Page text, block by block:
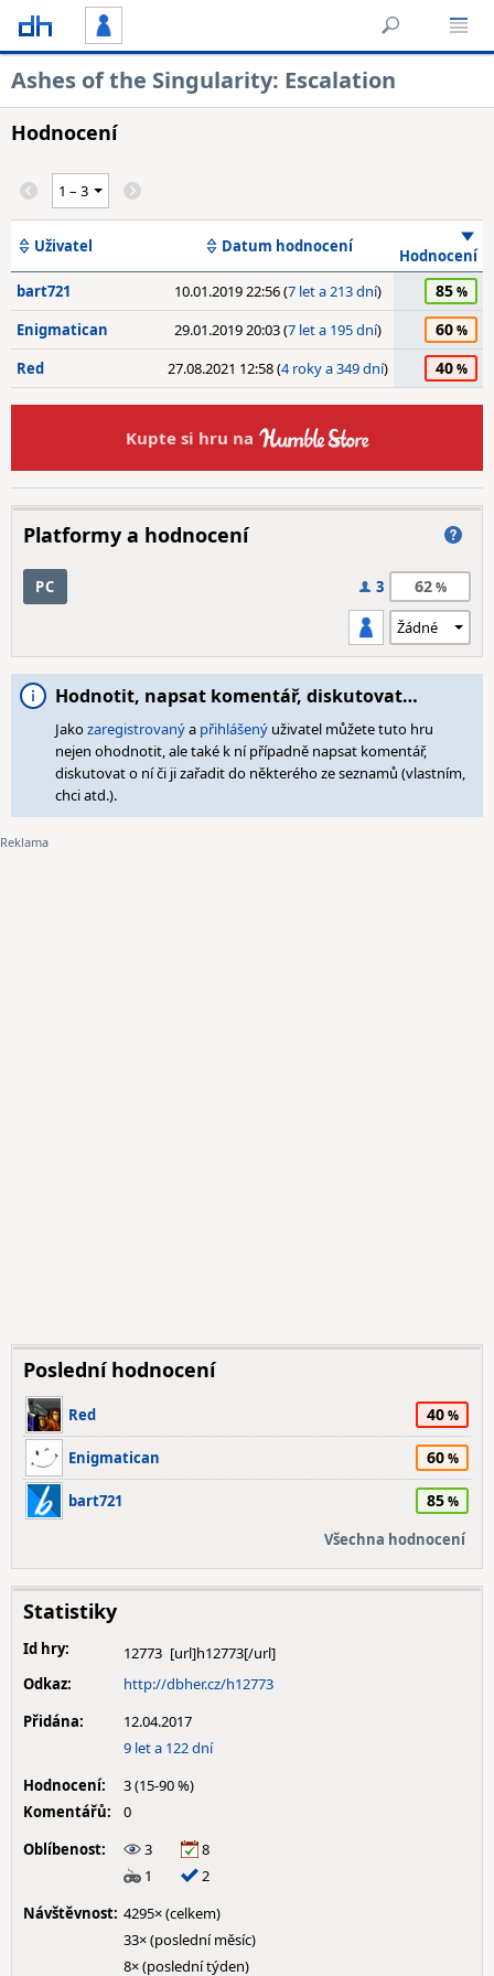
Ashes of the Singularity: Escalation
Hodnocení
Uživatel Datum hodnocení
Hodnocení
bart721
10.01.2019 22:56 (7 let a 213 dní) 85
Enigmatican 29.01.2019 20:03 (7 let a 195 dní) 60
Red 27.08.2021 12:58 (4 roky a 349 dní) 40
Kupte si hru na
Platformy a hodnocení
PC 3 62
Hodnotit, napsat komentář, diskutovat…
Jakozaregistrovanýa přihlášený uživatel můžete tuto hru
nejen ohodnotit, ale také k ní případně napsat komentář,
diskutovat o ní či ji zařadit do některého ze seznamů (vlastním,
chci atd.).
Poslední hodnocení
Red 40
Enigmatican 60
bart721 85
Všechna hodnocení
Statistiky
Id hry:
12773
Odkaz:
http://dbher.cz/h12773
Přidána:
12.04.2017
9 let a 122 dní
Hodnocení:
3 (15-90 %)
Komentářů:
0
Oblíbenost:
3
8
1
2
Návštěvnost: 4295× (celkem)
33× (poslední měsíc)
8× (poslední týden)